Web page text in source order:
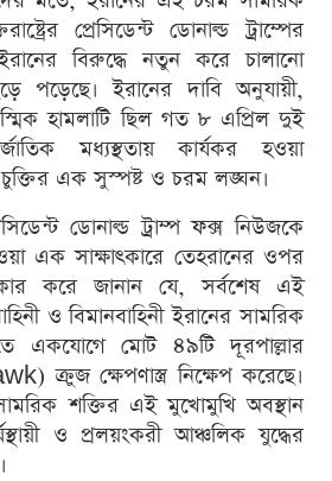
প্রেসিডেন্ট ডোনাল্ড ট্রাম্পের
বিরুদ্ধে নতুন করে চালানো
পড়েছে। ইরানের দাবি অনুযায়ী,
হামলাটি ছিল গত ৮ এপ্রিল দুই
মধ্যস্থতায় কার্যকর হওয়া
চুক্তির এক সুস্পষ্ট ও চরম লঙ্ঘন।
ডোনাল্ড ট্রাম্প ফক্স নিউজকে
এক সাক্ষাৎকারে তেহরানের ওপর
করে জানান যে, সর্বশেষ এই
ও বিমানবাহিনী ইরানের সামরিক
একযোগে মোট ৪৯টি দূরপাল্লার
ক্রুজ ক্ষেপণাস্ত্র নিক্ষেপ করেছে।
শক্তির এই মুখোমুখি অবস্থান
ও প্রলয়ংকরী আঞ্চলিক যুদ্ধের